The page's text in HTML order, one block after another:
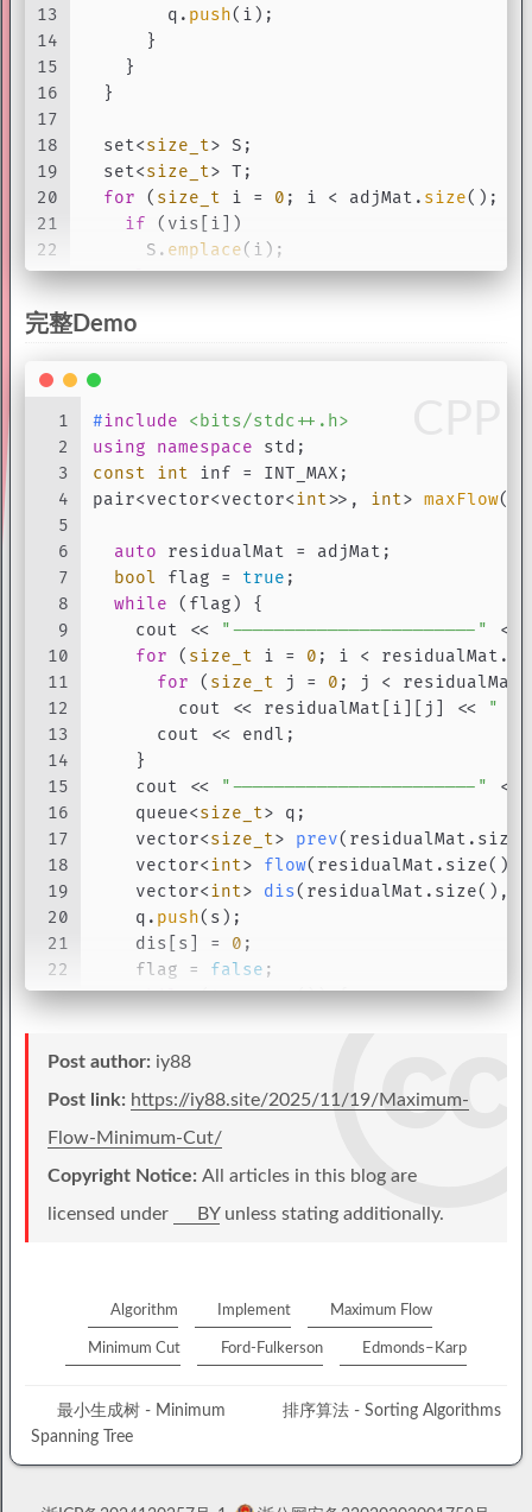
13
14
15
16
17
18
19
20
21
22
23
25
27
38
        q.
push(i);
      }
    }
  }
  set<
size_t> S;
  set<
size_t> T;
for ( size_t i = 0 ; i < adjMat. size();
if (vis[i])
      S.
emplace(i);
else
  }
  set<pair<
size_t , size_t
for ( auto u : S)
if (adjMat[u][v]) min_cut.
return
min_cut;
完整Demo
1
2
3
4
5
6
7
8
9
10
11
12
13
14
15
16
17
18
19
20
21
22
23
26
27
28
29
30
31
37
39
40
41
#include
<bits/stdc++.h>
using
namespace std;
const
int inf = INT_MAX;
pair<vector<vector<int>>, int> maxFlow
auto residualMat = adjMat;
bool
flag = true ;
while (flag) {
    cout <<
"-----------------------"
<<
for ( size_t i = 0 ; i < residualMat.
for ( size_t j = 0 ; j < residualMat.
        cout << residualMat[i][j] <<
" "
      cout << endl;
    }
    cout <<
"-----------------------"
<<
    queue<
size_t> q;
vector<size_t> prev
vector<int> flow(residualMat.size(),
vector<int> dis(residualMat.size(),
    q.
push(s);
    dis[s] =
0 ;
    flag =
false ;
while (!q.empty()) {
if (prev[v] != adjMat.
        flow[v] =
min(flow[prev[v]],
else
        flow[v] = inf;
if (v == t) {
int min_cap = flow[v];
size_t
          cout << prev[p] <<
" "
residualMat[p][prev[p]] +=
        }
        cout <<
        flag =
true;
Post author: iy88
Post link: https://iy88.site/2025/11/19/Maximum-
Flow-Minimum-Cut/
Copyright Notice: All articles in this blog are
licensed under
BYunless stating additionally.
Algorithm Implement Maximum Flow
Minimum Cut Ford-Fulkerson Edmonds–Karp
最小生成树 - Minimum
Spanning Tree
排序算法 - Sorting Algorithms